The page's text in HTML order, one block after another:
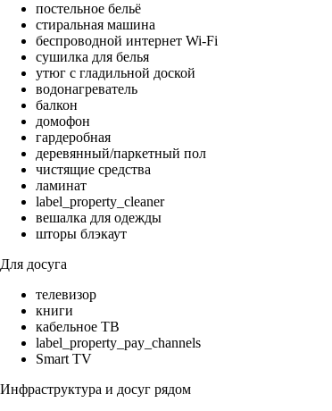
постельное бельё
стиральная машина
беспроводной интернет Wi-Fi
сушилка для белья
утюг с гладильной доской
водонагреватель
балкон
домофон
гардеробная
деревянный/паркетный пол
чистящие средства
ламинат
label_property_cleaner
вешалка для одежды
шторы блэкаут
Для досуга
телевизор
книги
кабельное ТВ
label_property_pay_channels
Smart TV
Инфраструктура и досуг рядом